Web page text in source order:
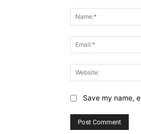
Save my name,